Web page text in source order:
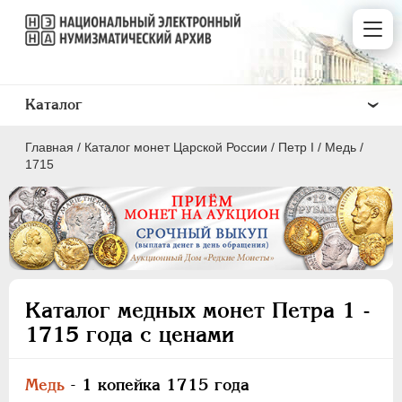
Главная / Каталог монет Царской России / Пeтр I / Медь /
1715
Каталог медных монет Петра 1 -
1715 года с ценами
Медь - 1 копейка 1715 года
Каталог
ПEТР I 1699 - 1725
ПЕТР II 1727-1729
АННА ИОАННОВНА 1730-1740
ЕЛИЗАВЕТА 1741-1762